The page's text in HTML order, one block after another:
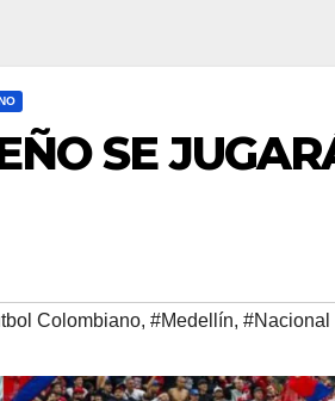
SE
Colombiano, #Medellín, #Nacional